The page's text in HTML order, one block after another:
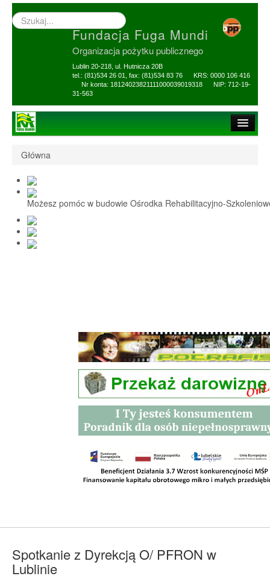
Wyszukiwarka
–
Fundacja Fuga Mundi
Organizacja pożytku publicznego
Lublin 20-218, ul. Hutnicza 20B
tel.: (81)534 26 01, fax: (81)534 83 76 KRS: 0000 106 416
Nr konta: 18124023821111000039019318 NIP: 712-19-
31-563
1,5% i darowizny
Nasi Beneficjenci
Ośrodek Reh-Szkol
Sprawozdania
Główna
Możesz pomóc w budowie Ośrodka Rehabilitacyjno-
Spotkanie z Dyrekcją O/ PFRON w
Lublinie